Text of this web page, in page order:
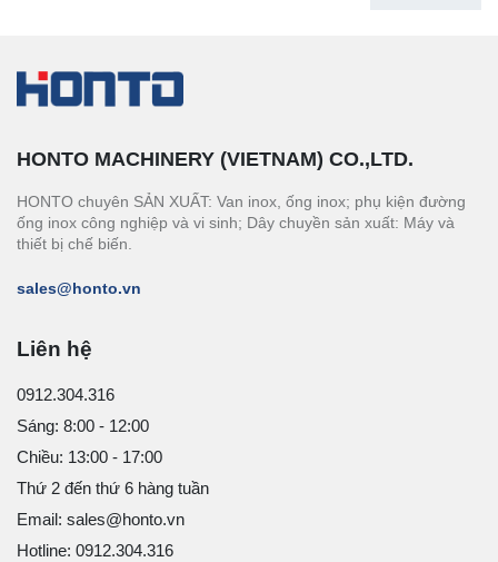
HONTO MACHINERY (VIETNAM) CO.,LTD.
HONTO chuyên SẢN XUẤT: Van inox, ống inox; phụ kiện đường
ống inox công nghiệp và vi sinh; Dây chuyền sản xuất: Máy và
thiết bị chế biến.
sales@honto.vn
Liên hệ
0912.304.316
Sáng: 8:00 - 12:00
Chiều: 13:00 - 17:00
Thứ 2 đến thứ 6 hàng tuần
Email: sales@honto.vn
Hotline: 0912.304.316